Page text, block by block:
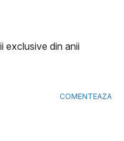
exclusive din anii
COMENTEAZA